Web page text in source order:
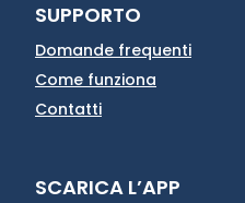
SUPPORTO
Domande frequenti
Come funziona
Contatti
SCARICA L’APP